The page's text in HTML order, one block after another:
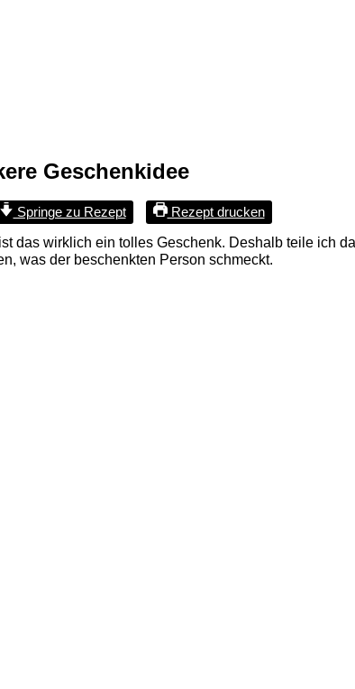
Geschenkidee
Springe zu Rezept Rezept drucken
das wirklich ein tolles Geschenk. Deshalb teile ich
was der beschenkten Person schmeckt.